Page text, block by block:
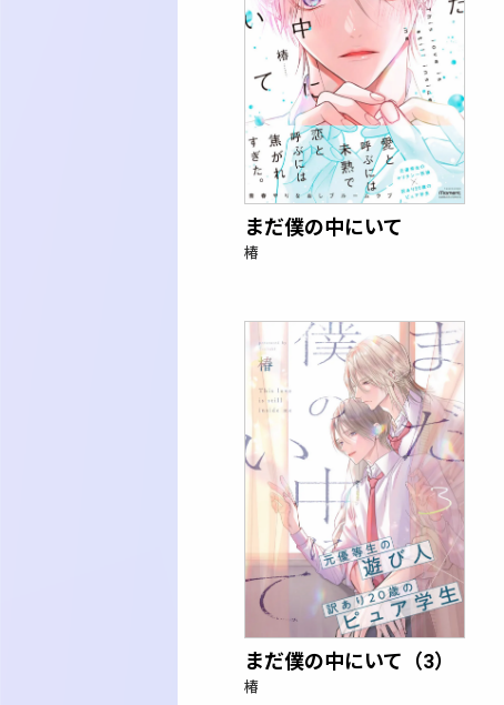
まだ僕の中にいて
椿
まだ僕の中にいて（3）
椿